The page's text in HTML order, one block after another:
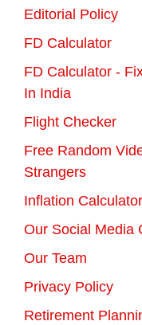
Editorial Policy
FD Calculator
FD Calculator -
In India
Flight Checker
Free Random
Strangers
Inflation Calculator
Our Social Media
Our Team
Privacy Policy
Retirement